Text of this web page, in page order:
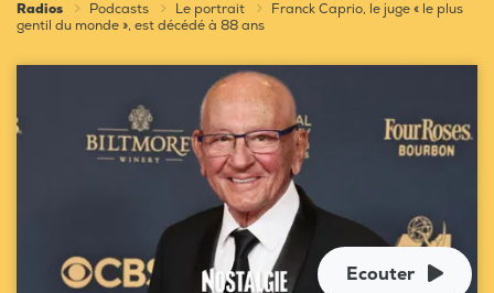
Radios Podcasts Le portrait
Franck Caprio, le juge « le plus
gentil du monde », est décédé à 88 ans
Ecouter